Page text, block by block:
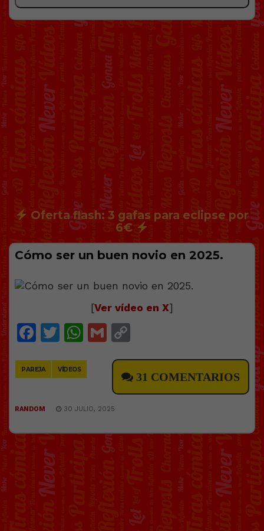
Oferta flash: 3 gafas para eclipse por
6€
Cómo ser un buen novio en 2025.
[Ver vídeo en X]
Facebook
Twitter
WhatsApp
Gmail
PAREJA VÍDEOS
31 COMENTARIOS
RANDOM 30 JULIO, 2025